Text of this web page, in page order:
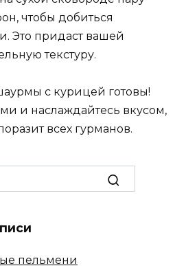
чтобы добиться
Это придаст вашей
текстуру.
с курицей готовы!
и наслаждайтесь вкусом,
всех гурманов.
пельмени